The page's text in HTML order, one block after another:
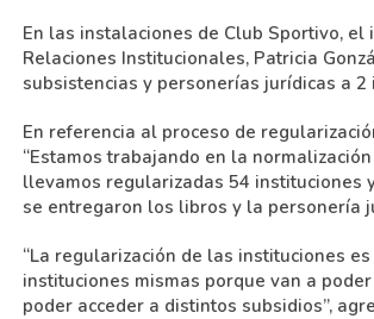
En las instalaciones de Club Sportivo,
Relaciones Institucionales, Patricia
subsistencias y personerías jurídicas a
En referencia al proceso de
“Estamos trabajando en la
llevamos regularizadas 54 instituciones
se entregaron los libros y la personería
“La regularización de las instituciones
instituciones mismas porque van a
poder acceder a distintos subsidios”,